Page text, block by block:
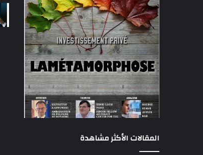
المقالات الأكثر مشاهدة